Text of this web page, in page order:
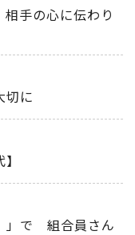
手の心に伝わり
切に
」で 組合員さん